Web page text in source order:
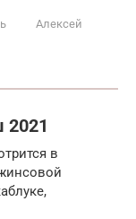
Алексей
2021
в